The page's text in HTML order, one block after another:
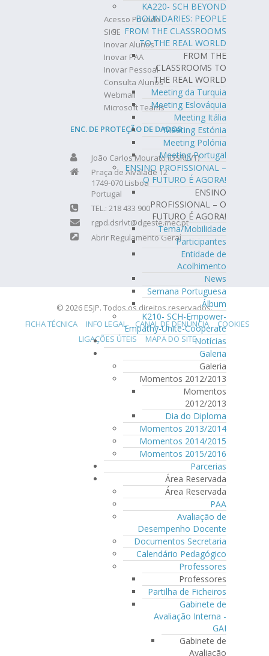
KA220- SCH BEYOND
BOUNDARIES: PEOPLE
FROM THE CLASSROOMS
TO THE REAL WORLD
FROM THE
CLASSROOMS TO
THE REAL WORLD
Meeting da Turquia
Meeting Eslováquia
Meeting Itália
Meeting Estónia
Meeting Polónia
Meeting Portugal
ENSINO PROFISSIONAL –
O FUTURO É AGORA!
ENSINO
PROFISSIONAL – O
FUTURO É AGORA!
Tema/Mobilidade
Participantes
Entidade de
Acolhimento
News
Semana Portuguesa
Álbum
K210- SCH-Empower-
Empathy-Unite-Cooperate
Notícias
Galeria
Galeria
Momentos 2012/2013
Momentos
2012/2013
Dia do Diploma
Momentos 2013/2014
Momentos 2014/2015
Momentos 2015/2016
Parcerias
Área Reservada
Área Reservada
PAA
Avaliação de
Desempenho Docente
Documentos Secretaria
Calendário Pedagógico
Professores
Professores
Partilha de Ficheiros
Gabinete de
Avaliação Interna -
GAI
Gabinete de
Avaliação
Acesso Privado
SIGE
Inovar Alunos
Inovar PAA
Inovar Pessoal
Consulta Alunos
Webmail
Microsoft Teams
ENC. DE PROTEÇÃO DE DADOS
João Carlos Mourato (DSRLVT)
Praça de Alvalade 12
1749-070 Lisboa
Portugal
TEL.: 218 433 900
rgpd.dsrlvt@dgeste.mec.pt
Abrir Regulamento Geral
© 2026 ESJP. Todos os direitos reservados.
FICHA TÉCNICA
INFO LEGAL CANAL DE DENÚNCIA
COOKIES
LIGAÇÕES ÚTEIS
MAPA DO SITE